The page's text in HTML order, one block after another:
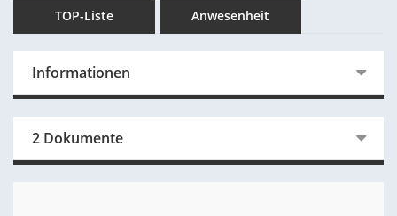
TOP-Liste Anwesenheit
Informationen
2 Dokumente